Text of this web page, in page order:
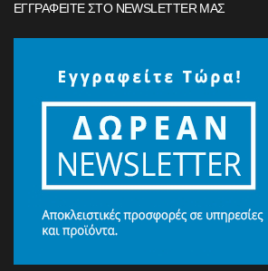
ΕΓΓΡΑΦΕΊΤΕ ΣΤΟ NEWSLETTER ΜΑΣ